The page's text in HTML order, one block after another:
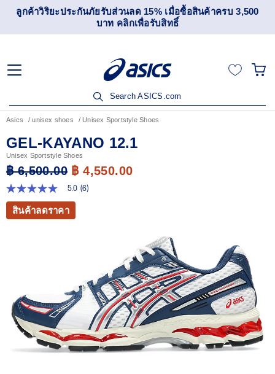
ลูกค้าวิริยะประกันภัยรับส่วนลด 15% เมื่อซื้อสินค้าครบ 3,500
บาท คลิกเพื่อรับสิทธิ์
Search ASICS.com
Asics unisex shoes Unisex Sportstyle Shoes
GEL-KAYANO 12.1
Unisex Sportstyle Shoes
฿ 6,500.00 ฿ 4,550.00
5.0
จาก
ดาว
หน้า
เดียวกัน
5.0 (6)
สินค้าลดราคา